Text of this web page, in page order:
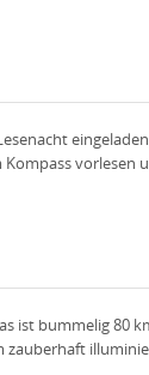
ist bummelig
zauberhaft